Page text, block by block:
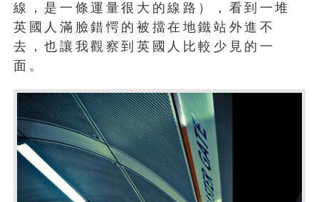
線，是一條運量很大的線路），看到一堆
英國人滿臉錯愕的被擋在地鐵站外進不
去，也讓我觀察到英國人比較少見的一
面。